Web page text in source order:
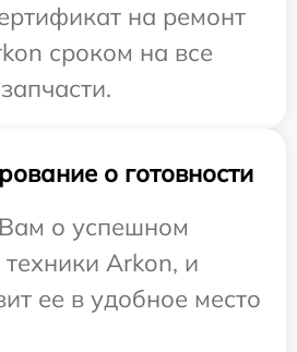
на ремонт
сроком на все
о готовности
о успешном
Arkon, и
ее в удобное место